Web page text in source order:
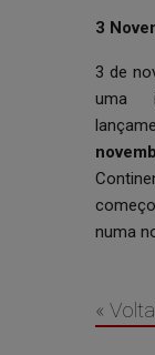
3
3 de
uma
numa
«